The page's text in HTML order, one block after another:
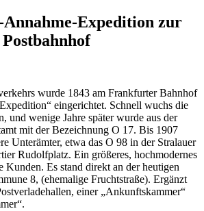
Expedition zur
wurde 1843 am Frankfurter Bahnhof
eingerichtet. Schnell wuchs die
und wenige Jahre später wurde aus der
mit der Bezeichnung O 17. Bis 1907
Unterämter, etwa das O 98 in der Stralauer
Rudolfplatz. Ein größeres, hochmodernes
Kunden. Es stand direkt an der heutigen
8, (ehemalige Fruchtstraße). Ergänzt
einer „Ankunftskammer“